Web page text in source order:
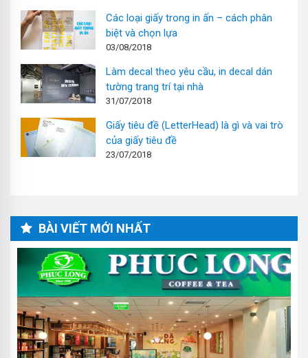
Các loại giấy trong in ấn – cách phân
biệt và chọn lựa
03/08/2018
Làm decal theo yêu cầu, in decal dán
tường trang trí tại nhà
31/07/2018
Giấy tiêu đề (LetterHead) là gì và vai trò
của giấy tiêu đề
23/07/2018
BÀI VIẾT MỚI NHẤT